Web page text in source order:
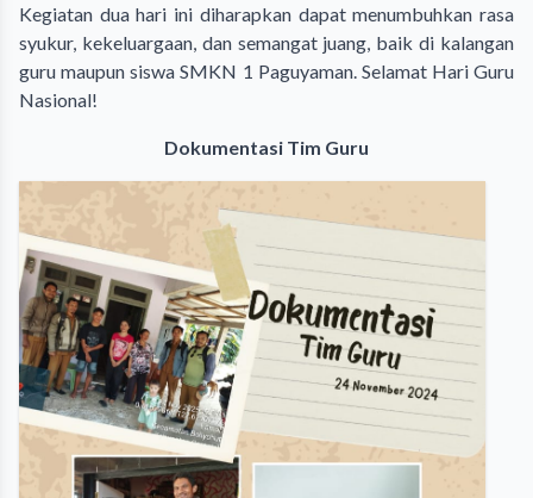
​Kegiatan dua hari ini diharapkan dapat menumbuhkan rasa
syukur, kekeluargaan, dan semangat juang, baik di kalangan
guru maupun siswa SMKN 1 Paguyaman. Selamat Hari Guru
Nasional!
Dokumentasi Tim Guru